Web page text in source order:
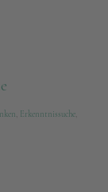
Erkenntnissuche,